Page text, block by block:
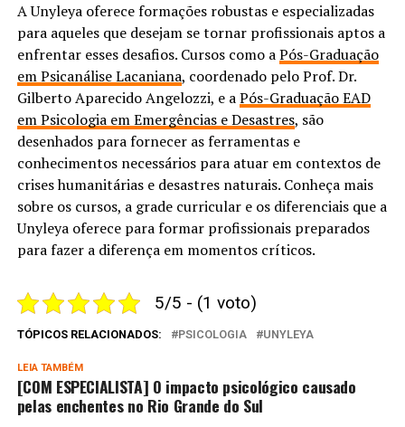
A Unyleya oferece formações robustas e especializadas
para aqueles que desejam se tornar profissionais aptos a
enfrentar esses desafios. Cursos como aPós-Graduação
em Psicanálise Lacaniana, coordenado pelo Prof. Dr.
Gilberto Aparecido Angelozzi, e aPós-Graduação EAD
em Psicologia em Emergências e Desastres, são
desenhados para fornecer as ferramentas e
conhecimentos necessários para atuar em contextos de
crises humanitárias e desastres naturais. Conheça mais
sobre os cursos, a grade curricular e os diferenciais que a
Unyleya oferece para formar profissionais preparados
para fazer a diferença em momentos críticos.
5/5 - (1 voto)
TÓPICOS RELACIONADOS: PSICOLOGIA UNYLEYA
LEIA TAMBÉM
[COM ESPECIALISTA] O impacto psicológico causado
pelas enchentes no Rio Grande do Sul